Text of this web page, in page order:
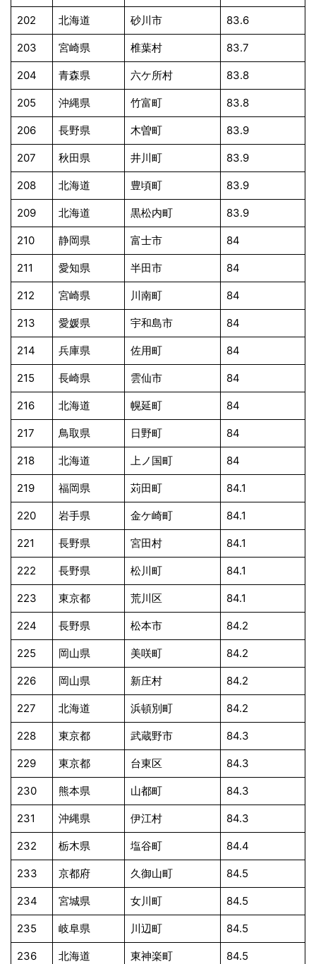
202 北海道 砂川市 83.6
203 宮崎県 椎葉村 83.7
204 青森県 六ケ所村 83.8
205 沖縄県 竹富町 83.8
206 長野県 木曽町 83.9
207 秋田県 井川町 83.9
208 北海道 豊頃町 83.9
209 北海道 黒松内町 83.9
210 静岡県 富士市 84
211 愛知県 半田市 84
212 宮崎県 川南町 84
213 愛媛県 宇和島市 84
214 兵庫県 佐用町 84
215 長崎県 雲仙市 84
216 北海道 幌延町 84
217 鳥取県 日野町 84
218 北海道 上ノ国町 84
219 福岡県 苅田町 84.1
220 岩手県 金ケ崎町 84.1
221 長野県 宮田村 84.1
222 長野県 松川町 84.1
223 東京都 荒川区 84.1
224 長野県 松本市 84.2
225 岡山県 美咲町 84.2
226 岡山県 新庄村 84.2
227 北海道 浜頓別町 84.2
228 東京都 武蔵野市 84.3
229 東京都 台東区 84.3
230 熊本県 山都町 84.3
231 沖縄県 伊江村 84.3
232 栃木県 塩谷町 84.4
233 京都府 久御山町 84.5
234 宮城県 女川町 84.5
235 岐阜県 川辺町 84.5
236 北海道 東神楽町 84.5